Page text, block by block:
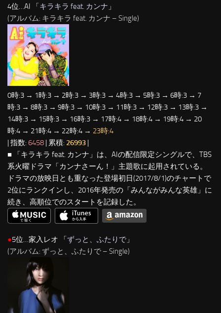
4位…AI 「キラキラ feat. カンナ 」
(アルバム: キラキラ feat. カンナ – Single)
0時:3 → 1時:3 → 2時:3 → 3時:3 → 4時:3 → 5時:3 → 6時:3 → 7
時:3 → 8時:3 → 9時:3 → 10時:3 → 11時:3 → 12時:3 → 13時:3 →
14時:3 → 15時:3 → 16時:3 → 17時:4 → 18時:4 → 19時:4 → 20
時:4 → 21時:4 → 22時:4 → 23時:4
| 指数: 6458 | 累積: 26993 |
■ 「キラキラ feat. カンナ」は、AIの配信限定シングルで、TBS
系火曜ドラマ「カンナさーん！」主題歌に起用されている。
ドラマの放映日とも重なった登場初日(2017/8/1)のチャートで
2位にランクインし、2016年発売の「みんながみんな英雄」に
続き、高順位でのスタートを記録した。
●5位…家入レオ 「ずっと、ふたりで 」
(アルバム: ずっと、ふたりで – Single)